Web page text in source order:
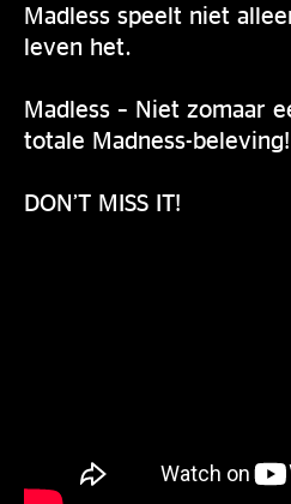
Madless speelt niet
leven het.
Madless – Niet zomaar
totale Madness-beleving!
DON’T MISS IT!